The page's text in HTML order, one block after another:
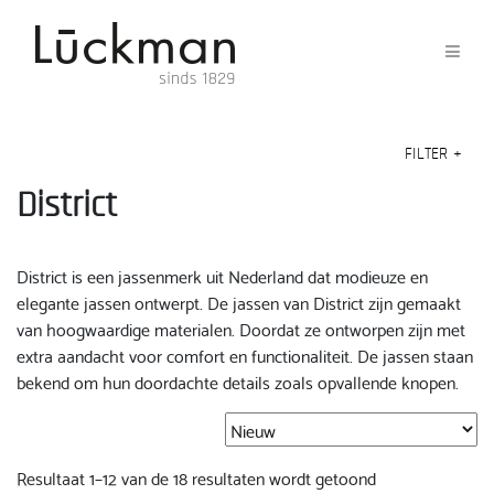
FILTER +
District
District is een jassenmerk uit Nederland dat modieuze en
elegante jassen ontwerpt. De jassen van District zijn gemaakt
van hoogwaardige materialen. Doordat ze ontworpen zijn met
extra aandacht voor comfort en functionaliteit. De jassen staan
bekend om hun doordachte details zoals opvallende knopen.
Resultaat 1–12 van de 18 resultaten wordt getoondGesorteerd